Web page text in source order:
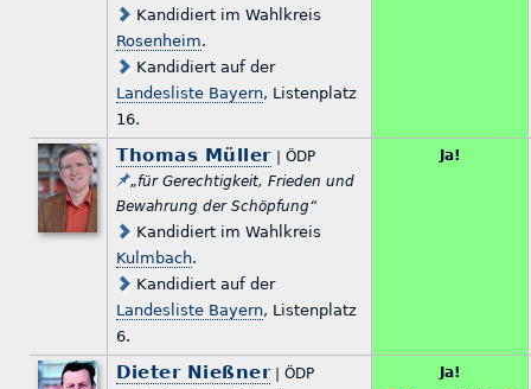
Kandidiert im Wahlkreis
Rosenheim.
Kandidiert auf der
Landesliste Bayern, Listenplatz
16.
Thomas Müller| ÖDP
„für Gerechtigkeit, Frieden und
Bewahrung der Schöpfung“
Kandidiert im Wahlkreis
Kulmbach.
Kandidiert auf der
Landesliste Bayern, Listenplatz
6.
Ja!
Dieter Nießner| ÖDP
Ja!